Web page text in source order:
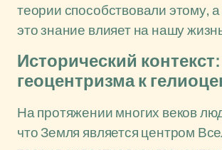
теории способствовали этому, а
это знание влияет на нашу
Исторический
геоцентризма к
На протяжении многих веков
что Земля является центром